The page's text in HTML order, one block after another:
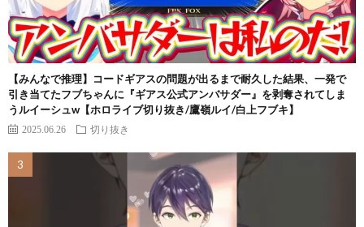
【みんなで推理】コードギアスの問題が出るまで耐久した結果、一発で
引き当てたフブちゃんに『ギアス公式アンバサダー』を剥奪されてしま
うルイーシュw【ホロライブ切り抜き/鷹嶺ルイ/白上フブキ】
2025.06.26 切り抜き